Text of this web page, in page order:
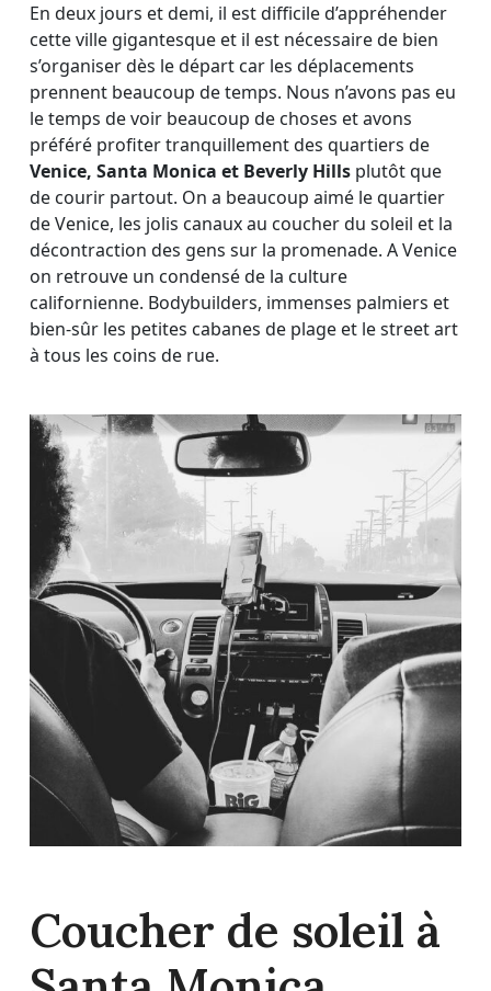
En deux jours et demi, il est difficile d’appréhender
cette ville gigantesque et il est nécessaire de bien
s’organiser dès le départ car les déplacements
prennent beaucoup de temps. Nous n’avons pas eu
le temps de voir beaucoup de choses et avons
préféré profiter tranquillement des quartiers de
Venice, Santa Monica et Beverly Hills plutôt que
de courir partout. On a beaucoup aimé le quartier
de Venice, les jolis canaux au coucher du soleil et la
décontraction des gens sur la promenade. A Venice
on retrouve un condensé de la culture
californienne. Bodybuilders, immenses palmiers et
bien-sûr les petites cabanes de plage et le street art
à tous les coins de rue.
Coucher de soleil à